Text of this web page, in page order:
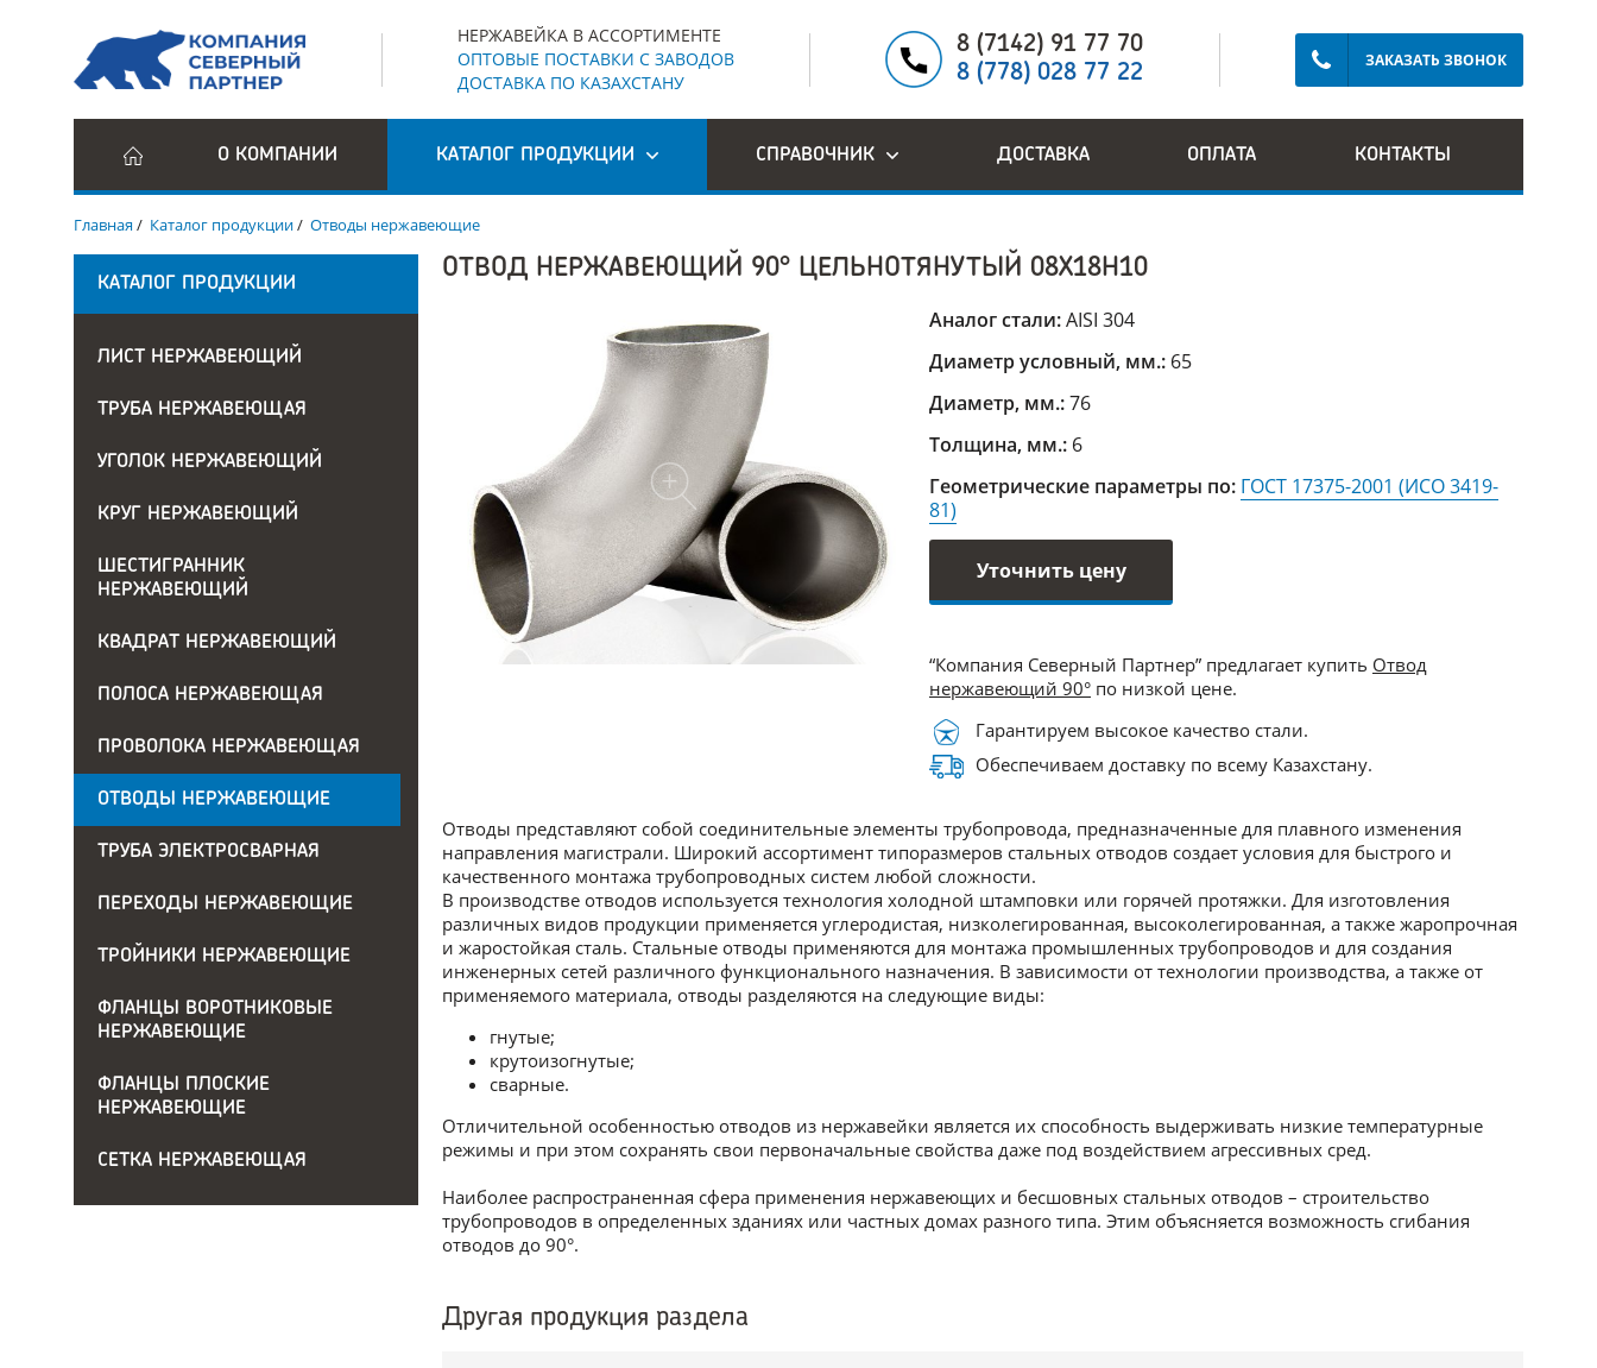
НЕРЖАВЕЙКА В АССОРТИМЕНТЕ
ОПТОВЫЕ ПОСТАВКИ С ЗАВОДОВ
ДОСТАВКА ПО КАЗАХСТАНУ
8 (7142) 91 77 70
8 (778) 028 77 22
ЗАКАЗАТЬ ЗВОНОК
О КОМПАНИИ КАТАЛОГ ПРОДУКЦИИ СПРАВОЧНИК ДОСТАВКА ОПЛАТА КОНТАКТЫ
Главная/ Каталог продукции/ Отводы нержавеющие
КАТАЛОГ ПРОДУКЦИИ
ЛИСТ НЕРЖАВЕЮЩИЙ
ТРУБА НЕРЖАВЕЮЩАЯ
УГОЛОК НЕРЖАВЕЮЩИЙ
КРУГ НЕРЖАВЕЮЩИЙ
ШЕСТИГРАННИК
НЕРЖАВЕЮЩИЙ
КВАДРАТ НЕРЖАВЕЮЩИЙ
ПОЛОСА НЕРЖАВЕЮЩАЯ
ПРОВОЛОКА НЕРЖАВЕЮЩАЯ
ОТВОДЫ НЕРЖАВЕЮЩИЕ
ТРУБА ЭЛЕКТРОСВАРНАЯ
ПЕРЕХОДЫ НЕРЖАВЕЮЩИЕ
ТРОЙНИКИ НЕРЖАВЕЮЩИЕ
ФЛАНЦЫ ВОРОТНИКОВЫЕ
НЕРЖАВЕЮЩИЕ
ФЛАНЦЫ ПЛОСКИЕ
НЕРЖАВЕЮЩИЕ
СЕТКА НЕРЖАВЕЮЩАЯ
ОТВОД НЕРЖАВЕЮЩИЙ 90° ЦЕЛЬНОТЯНУТЫЙ 08Х18Н10
Аналог стали:AISI 304
Диаметр условный, мм.: 65
Диаметр, мм.:76
Толщина, мм.: 6
Геометрические параметры по: ГОСТ 17375-2001 (ИСО 3419-
81)
Уточнить цену
“Компания Северный Партнер” предлагает купить Отвод
нержавеющий 90° по низкой цене.
Гарантируем высокое качество стали.
Обеспечиваем доставку по всему Казахстану.
Отводы представляют собой соединительные элементы трубопровода, предназначенные для плавного изменения
направления магистрали. Широкий ассортимент типоразмеров стальных отводов создает условия для быстрого и
качественного монтажа трубопроводных систем любой сложности.
В производстве отводов используется технология холодной штамповки или горячей протяжки. Для изготовления
различных видов продукции применяется углеродистая, низколегированная, высоколегированная, а также жаропрочная
и жаростойкая сталь. Стальные отводы применяются для монтажа промышленных трубопроводов и для создания
инженерных сетей различного функционального назначения. В зависимости от технологии производства, а также от
применяемого материала, отводы разделяются на следующие виды:
гнутые;
крутоизогнутые;
сварные.
Отличительной особенностью отводов из нержавейки является их способность выдерживать низкие температурные
режимы и при этом сохранять свои первоначальные свойства даже под воздействием агрессивных сред.
Наиболее распространенная сфера применения нержавеющих и бесшовных стальных отводов – строительство
трубопроводов в определенных зданиях или частных домах разного типа. Этим объясняется возможность сгибания
отводов до 90°.
Другая продукция раздела